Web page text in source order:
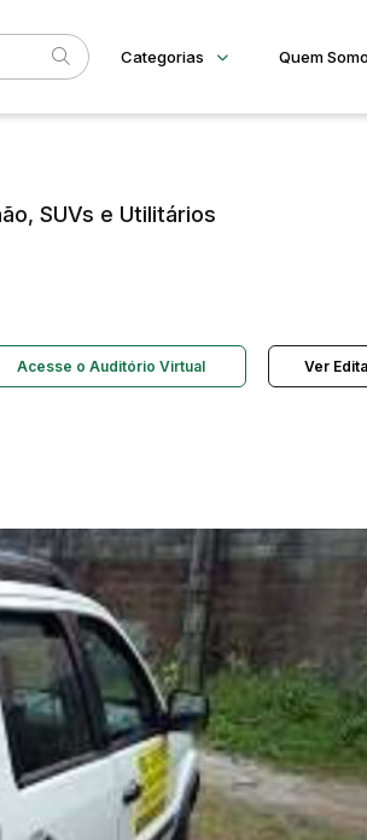
Categorias
Imóveis
Terreno
Caminhonetes
Carros
Quem
Fale Conosco
SUVs e Utilitários
Acesse o Auditório Virtual Ver